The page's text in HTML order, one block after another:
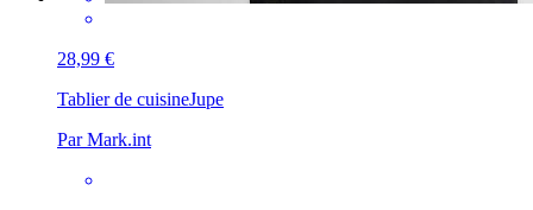
28,99 €
Tablier de cuisineJupe
Par Mark.int